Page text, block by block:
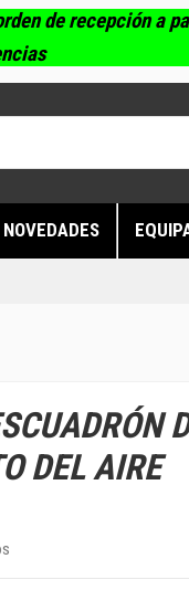
de recepción a
NOVEDADES
DEL AIRE